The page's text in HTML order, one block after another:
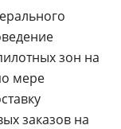
зон на
мере
заказов на